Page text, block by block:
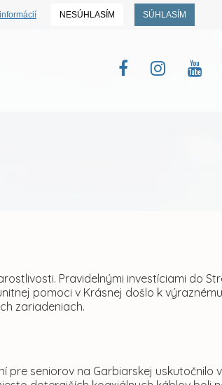
NESÚHLASÍM SÚHLASÍM
Pravidelnými investíciami do
pomoci v Krásnej došlo k
zariadeniach.
seniorov na Garbiarskej uskutočnilo